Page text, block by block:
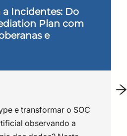
e Membro da
ABNT.
a Incidentes: Do
Plan com
e
e transformar o SOC
observando a